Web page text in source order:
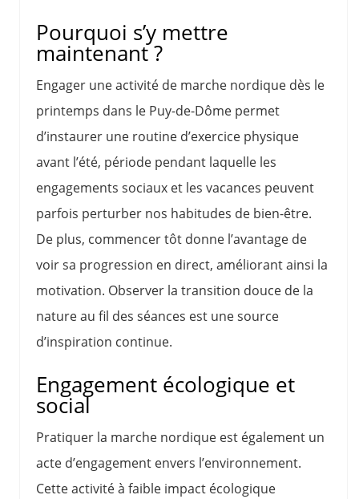
Pourquoi s’y mettre
maintenant ?
Engager une activité de marche nordique dès le
printemps dans le Puy-de-Dôme permet
d’instaurer une routine d’exercice physique
avant l’été, période pendant laquelle les
engagements sociaux et les vacances peuvent
parfois perturber nos habitudes de bien-être.
De plus, commencer tôt donne l’avantage de
voir sa progression en direct, améliorant ainsi la
motivation. Observer la transition douce de la
nature au fil des séances est une source
d’inspiration continue.
Engagement écologique et
social
Pratiquer la marche nordique est également un
acte d’engagement envers l’environnement.
Cette activité à faible impact écologique